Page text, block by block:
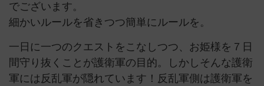
でございます。
細かいルールを省きつつ簡単にルールを。
一日に一つのクエストをこなしつつ、お姫様を７日
間守り抜くことが護衛軍の目的。しかしそんな護衛
軍には反乱軍が隠れています！反乱軍側は護衛軍を